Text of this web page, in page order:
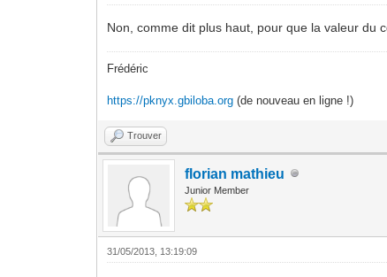
Non, comme dit plus haut, pour que la valeur du
Frédéric
https://pknyx.gbiloba.org (de nouveau en ligne !)
Trouver
florian mathieu
Junior Member
31/05/2013, 13:19:09